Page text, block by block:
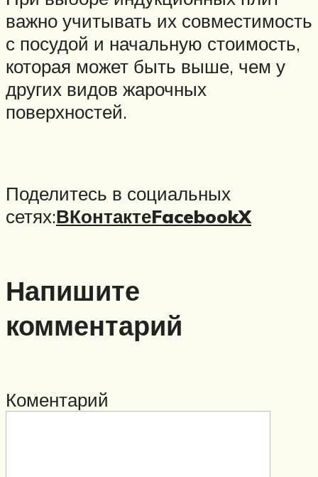
важно учитывать их совместимость
с посудой и начальную стоимость,
которая может быть выше, чем у
других видов жарочных
поверхностей.
Поделитесь в социальных
сетях:ВКонтактеFacebookX
Напишите
комментарий
Коментарий